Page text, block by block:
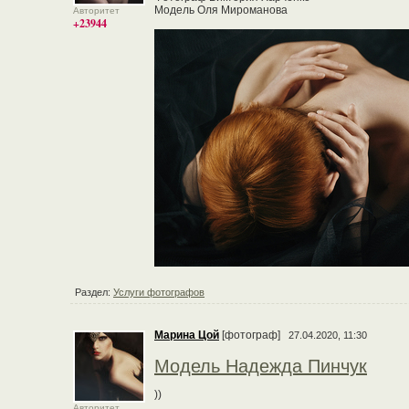
Авторитет
+23944
Модель Оля Мироманова
Раздел: Услуги фотографов
Марина Цой [фотограф] 27.04.2020, 11:30
Модель Надежда Пинчук
))